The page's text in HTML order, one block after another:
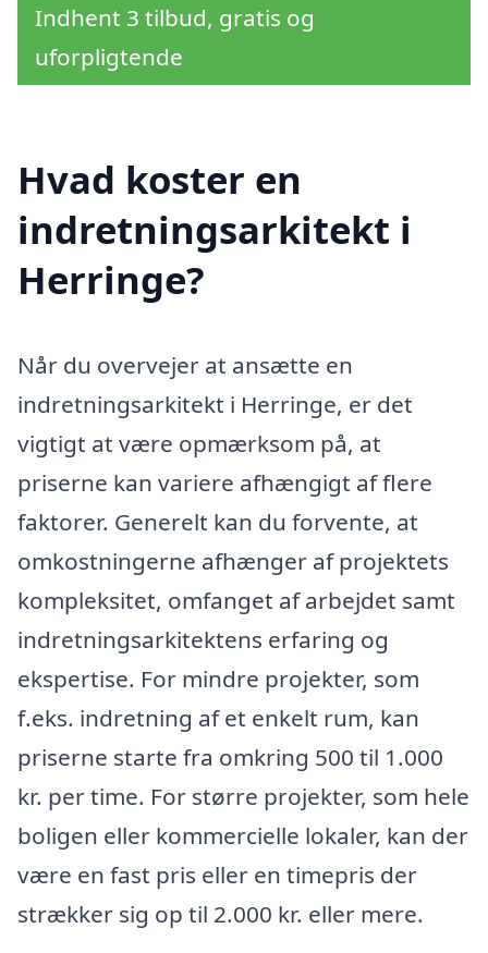
Indhent 3 tilbud, gratis og
uforpligtende
Hvad koster en
indretningsarkitekt i
Herringe?
Når du overvejer at ansætte en
indretningsarkitekt i Herringe, er det
vigtigt at være opmærksom på, at
priserne kan variere afhængigt af flere
faktorer. Generelt kan du forvente, at
omkostningerne afhænger af projektets
kompleksitet, omfanget af arbejdet samt
indretningsarkitektens erfaring og
ekspertise. For mindre projekter, som
f.eks. indretning af et enkelt rum, kan
priserne starte fra omkring 500 til 1.000
kr. per time. For større projekter, som hele
boligen eller kommercielle lokaler, kan der
være en fast pris eller en timepris der
strækker sig op til 2.000 kr. eller mere.